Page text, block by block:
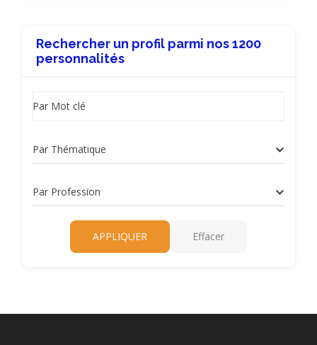
Rechercher un profil parmi nos 1200
personnalités
Par Mot clé
Par Thématique
Par Profession
APPLIQUER Effacer